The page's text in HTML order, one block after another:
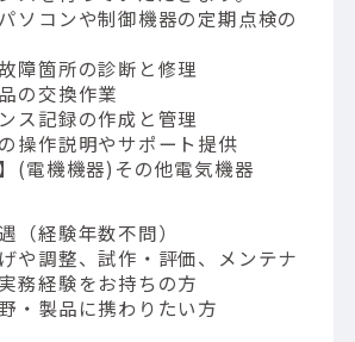
ソコンや制御機器の定期点検の
障箇所の診断と修理
の交換作業
ス記録の作成と管理
操作説明やサポート提供
】(電機機器)その他電気機器
（経験年数不問）
や調整、試作・評価、メンテナ
務経験をお持ちの方
・製品に携わりたい方